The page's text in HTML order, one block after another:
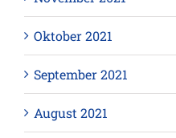
Oktober 2021
September 2021
August 2021